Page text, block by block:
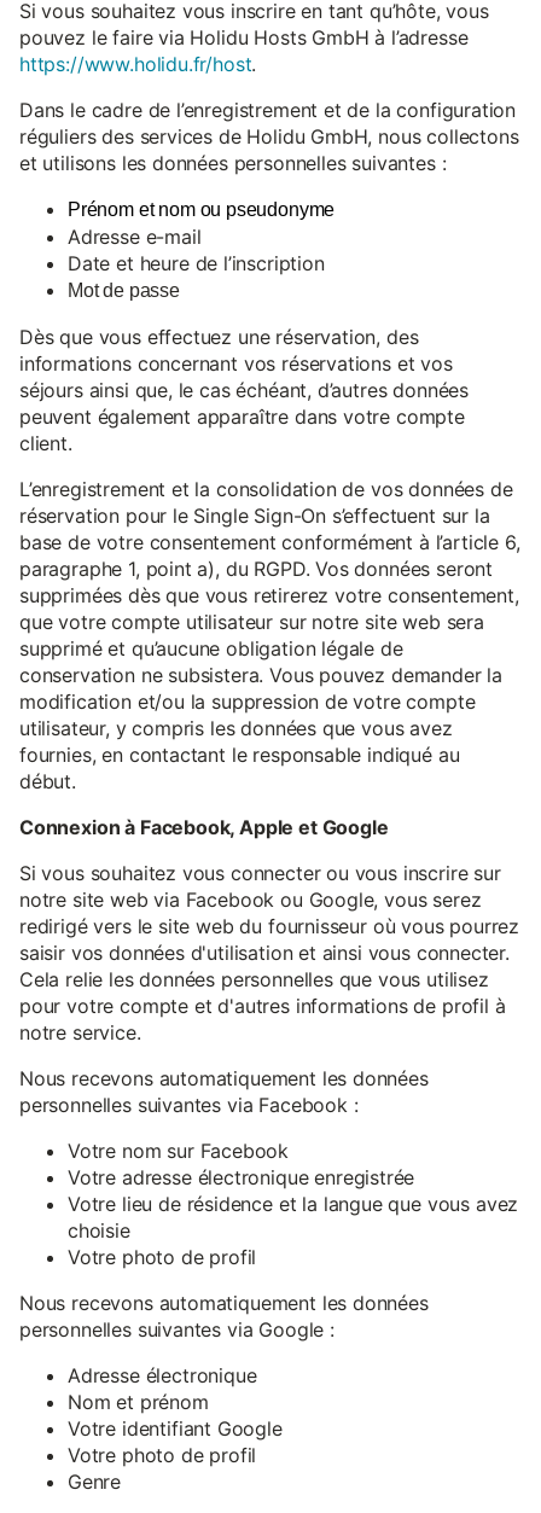
Si vous souhaitez vous inscrire en tant qu’hôte, vous
pouvez le faire via Holidu Hosts GmbH à l’adresse
https://www.holidu.fr/host.
Dans le cadre de l’enregistrement et de la configuration
réguliers des services de Holidu GmbH, nous collectons
et utilisons les données personnelles suivantes :
Prénom et nom ou pseudonyme
Adresse e-mail
Date et heure de l’inscription
Mot de passe
Dès que vous effectuez une réservation, des
informations concernant vos réservations et vos
séjours ainsi que, le cas échéant, d’autres données
peuvent également apparaître dans votre compte
client.
L’enregistrement et la consolidation de vos données de
réservation pour le Single Sign-On s’effectuent sur la
base de votre consentement conformément à l’article 6,
paragraphe 1, point a), du RGPD. Vos données seront
supprimées dès que vous retirerez votre consentement,
que votre compte utilisateur sur notre site web sera
supprimé et qu’aucune obligation légale de
conservation ne subsistera. Vous pouvez demander la
modification et/ou la suppression de votre compte
utilisateur, y compris les données que vous avez
fournies, en contactant le responsable indiqué au
début.
Connexion à Facebook, Apple et Google
Si vous souhaitez vous connecter ou vous inscrire sur
notre site web via Facebook ou Google, vous serez
redirigé vers le site web du fournisseur où vous pourrez
saisir vos données d'utilisation et ainsi vous connecter.
Cela relie les données personnelles que vous utilisez
pour votre compte et d'autres informations de profil à
notre service.
Nous recevons automatiquement les données
personnelles suivantes via Facebook :
Votre nom sur Facebook
Votre adresse électronique enregistrée
Votre lieu de résidence et la langue que vous avez
choisie
Votre photo de profil
Nous recevons automatiquement les données
personnelles suivantes via Google :
Adresse électronique
Nom et prénom
Votre identifiant Google
Votre photo de profil
Genre